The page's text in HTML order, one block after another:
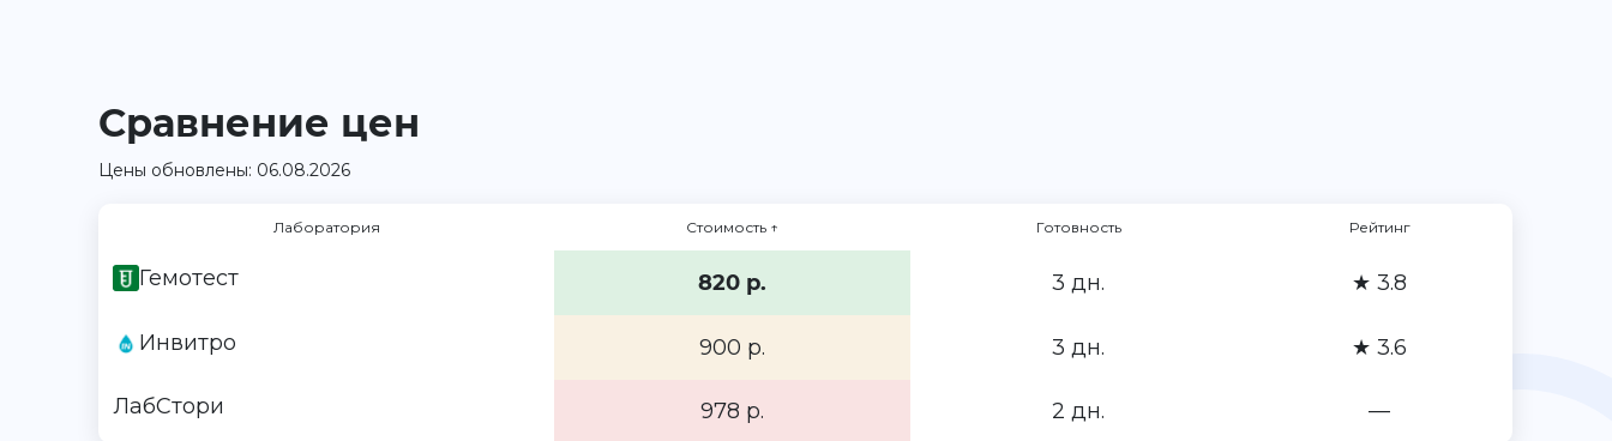
Сравнение цен
Цены обновлены: 06.08.2026
Лаборатория Стоимость ↑ Готовность Рейтинг
Гемотест 820 р. 3 дн. ★ 3.8
Инвитро 900 р. 3 дн. ★ 3.6
ЛабСтори 978 р. 2 дн. —